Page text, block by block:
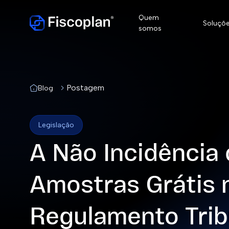
Quem
somos
Blog Postagem
Legislação
A Não Incidência
Amostras Grátis
Regulamento